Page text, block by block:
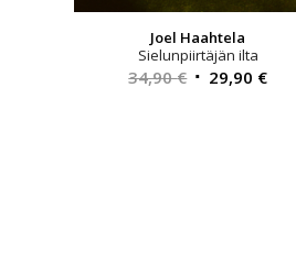
Joel Haahtela
Sielunpiirtäjän ilta
34,90€ Alkuperäinen
29,90 €